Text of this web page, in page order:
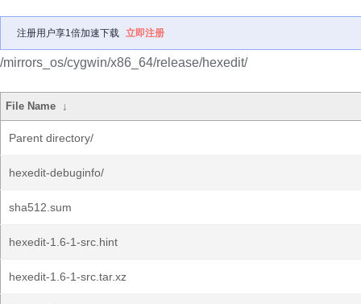
注册用户享1倍加速下载 立即注册
/mirrors_os/cygwin/x86_64/release/hexedit/
File Name ↓
Parent directory/
hexedit-debuginfo/
sha512.sum
hexedit-1.6-1-src.hint
hexedit-1.6-1-src.tar.xz